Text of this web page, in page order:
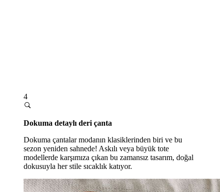
4
Dokuma detaylı deri çanta
Dokuma çantalar modanın klasiklerinden biri ve bu
sezon yeniden sahnede! Askılı veya büyük tote
modellerde karşımıza çıkan bu zamansız tasarım, doğal
dokusuyla her stile sıcaklık katıyor.